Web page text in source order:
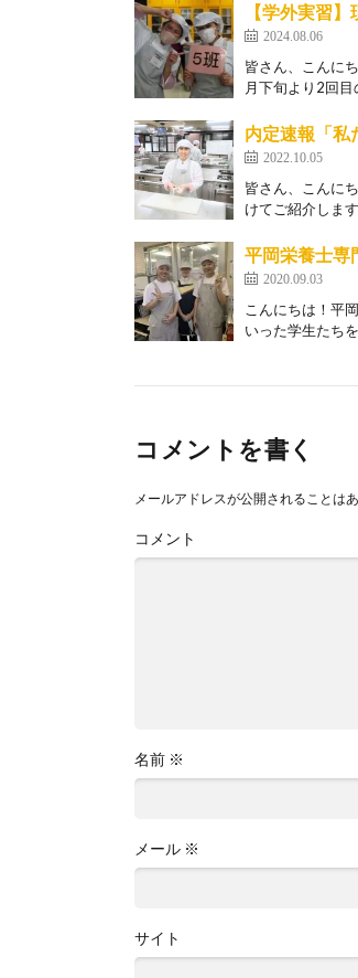
【学外実習
2024.08.06
皆さん、こんに
月下旬より2回
内定速報「
2022.10.05
皆さん、こんに
けてご紹介しま
平岡栄養士
2020.09.03
こんにちは！平
いった学生たち
コメントを書く
メールアドレスが公開されることはあ
コメント
名前 ※
メール ※
サイト